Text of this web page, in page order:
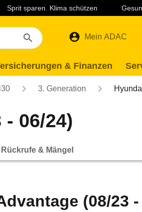
Sprit sparen. Klima schützen
Mein ADAC
& Finanzen
i30 3. Generation
06/24)
Rückrufe & Mängel
(08/23 -